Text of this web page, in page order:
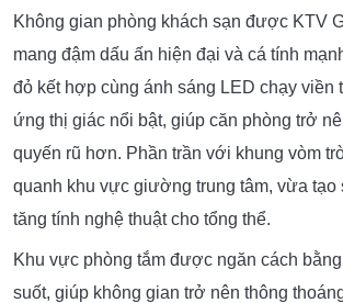
Không gian phòng khách sạn được KTV
mang đậm dấu ấn hiện đại và cá tính
đỏ kết hợp cùng ánh sáng LED chạy viền
ứng thị giác nổi bật, giúp căn phòng trở
quyến rũ hơn. Phần trần với khung vòm
quanh khu vực giường trung tâm, vừa
tăng tính nghệ thuật cho tổng thể.
Khu vực phòng tắm được ngăn cách
suốt, giúp không gian trở nên thông